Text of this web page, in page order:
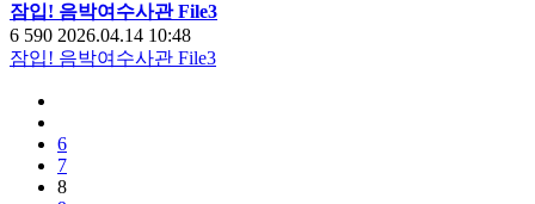
잠입! 음박여수사관 File3
6 590 2026.04.14 10:48
잠입! 음박여수사관 File3
6
7
8